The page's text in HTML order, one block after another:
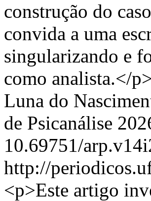
construção do
convida a uma
singularizando e
como analista.</
Luna do
de Psicanálise
10.69751/
http://
<p>Este artigo